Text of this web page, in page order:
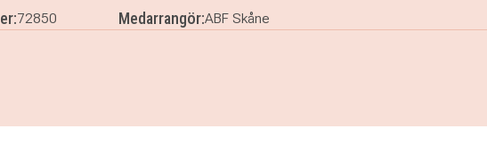
72850 Medarrangör:ABF Skåne
Cirkelledarutbildning - en del av ABFs cirkelledarutveckling